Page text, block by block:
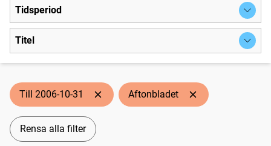
Tidsperiod
Titel
Till 2006-10-31 Aftonbladet
Rensa alla filter